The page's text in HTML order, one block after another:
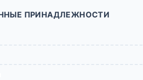
ПРИНАДЛЕЖНОСТИ